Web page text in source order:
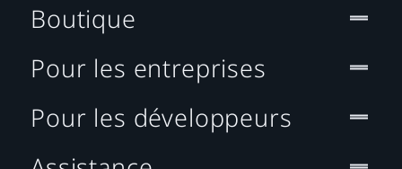
Boutique
Pour les entreprises
Pour les développeurs